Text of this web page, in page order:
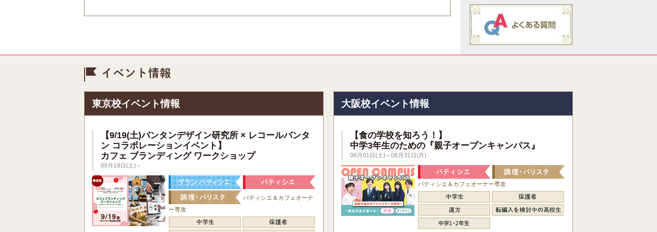
東京校イベント情報
【9/19(土)バンタンデザイン研究所 × レコールバンタ
ン コラボレーションイベント】
カフェ ブランディング ワークショップ
09月19日(土)～
パティシエ＆カフェオーナ
ー専攻
大阪校イベント情報
【食の学校を知ろう！】
中学3年生のための『親子オープンキャンパス』
08月01日(土)～08月31日(月)
パティシエ＆カフェオーナー専攻